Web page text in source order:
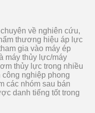
về nghiên cứu,
thương hiệu áp lực
gia vào máy ép
máy thủy lực/máy
thủy lực trong nhiều
nghiệp phong
các nhóm sau bán
danh tiếng tốt trong